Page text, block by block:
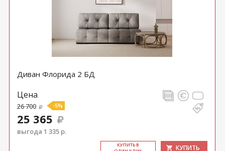
Диван Флорида 2 БД
Цена
26 700 -5%
25 365
выгода 1 335 р.
КУ­ПИТЬ В
КУПИТЬ